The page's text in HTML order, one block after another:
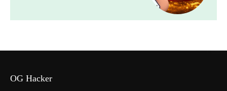
OG Hacker